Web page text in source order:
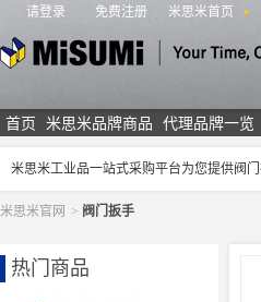
请登录 免费注册 米思米首页
首页 米思米品牌商品 代理品牌一览
米思米工业品一站式采购平台为您提供阀
米思米官网 > 阀门扳手
热门商品